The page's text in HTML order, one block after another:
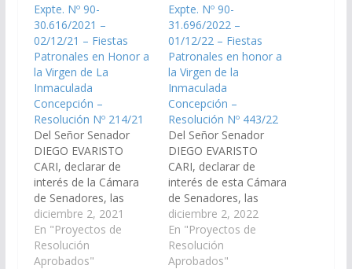
Expte. Nº 90-
30.616/2021 –
02/12/21 – Fiestas
Patronales en Honor a
la Virgen de La
Inmaculada
Concepción –
Resolución Nº 214/21
Del Señor Senador
DIEGO EVARISTO
CARI, declarar de
interés de la Cámara
de Senadores, las
FIESTAS PATRONALES
en Honor a la Virgen
de La Inmaculada
Concepción, a
diciembre 2, 2021
En "Proyectos de
Resolución
Aprobados"
Expte. Nº 90-
31.696/2022 –
01/12/22 – Fiestas
Patronales en honor a
la Virgen de la
Inmaculada
Concepción –
Resolución Nº 443/22
Del Señor Senador
DIEGO EVARISTO
CARI, declarar de
interés de esta Cámara
de Senadores, las
fiestas Patronales en
honor a la Virgen de la
Inmaculada
Concepción, el día 8 de
diciembre 2, 2022
En "Proyectos de
Resolución
Aprobados"